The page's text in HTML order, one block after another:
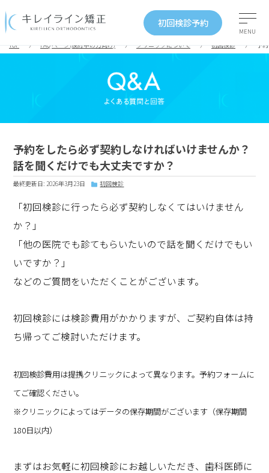
初回検診予約
MENU
TOP FAQ ページ(検討中の方向け) クリニックについて 初回検診 予
予約をしたら必ず契約しなければいけませんか？
話を聞くだけでも大丈夫ですか？
最終更新日: 2026年3月23日 初回検診
「初回検診に行ったら必ず契約しなくてはいけません
か？」
「他の医院でも診てもらいたいので話を聞くだけでもい
いですか？」
などのご質問をいただくことがございます。
初回検診には検診費用がかかりますが、ご契約自体は持
ち帰ってご検討いただけます。
初回検診費用は提携クリニックによって異なります。予約フォームに
てご確認ください。
※クリニックによってはデータの保存期間がございます（保存期間
180日以内）
まずはお気軽に初回検診にお越しいただき、歯科医師に